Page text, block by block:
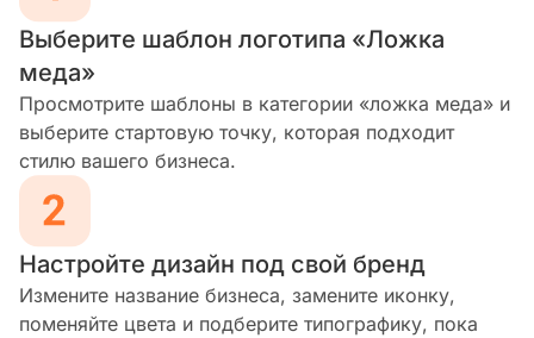
Выберите шаблон логотипа «Ложка
меда»
Просмотрите шаблоны в категории «ложка меда» и
выберите стартовую точку, которая подходит
стилю вашего бизнеса.
Настройте дизайн под свой бренд
Измените название бизнеса, замените иконку,
поменяйте цвета и подберите типографику, пока